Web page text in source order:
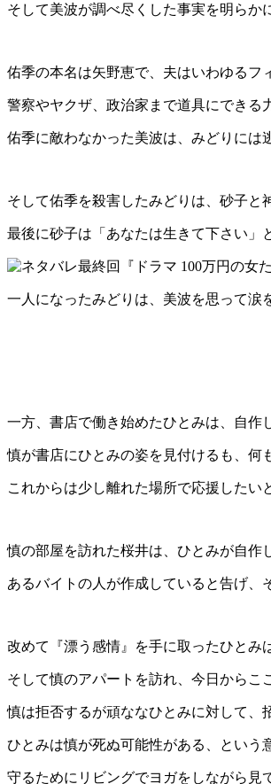
そして美波が調べ尽くした事実を明らか
佑季の本名は矢野恵で、夫はいわゆるフ
警察やヤクザ、政治家まで道具にできる
佑季に敵わなかった美波は、みどりには
そして佑季を殺害したみどりは、砂子と
最後に砂子は「あなたは生きて下さい」
一人になったみどりは、美波を思って涙
一方、書店で働き始めたひとみは、自作
慎が書店にひとみの姿を見付けるも、何
これからは少し離れた場所で応援したい
慎の部屋を訪れた桜井は、ひとみが自作
あるバイトの人が作成していると告げ、
改めて『漂う感情』を手に取ったひとみ
そして慎のアパートを訪れ、今日からこ
慎は拒否するが頑ななひとみに対して、
ひとみは慎が死ぬ可能性がある、という
守るためにリビングでヨガをしながら見